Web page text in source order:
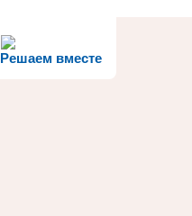
Решаем вместе